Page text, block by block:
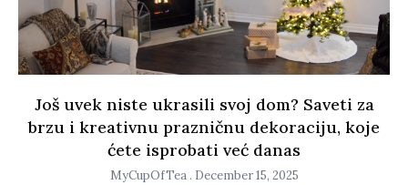
Još uvek niste ukrasili svoj dom? Saveti za
brzu i kreativnu prazničnu dekoraciju, koje
ćete isprobati već danas
MyCupOfTea December 15, 2025